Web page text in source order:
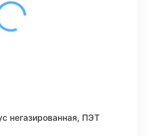
негазированная, ПЭТ